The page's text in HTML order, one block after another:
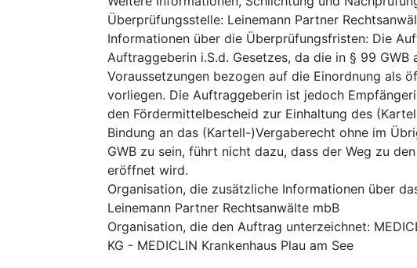
Überprüfungsstelle: Leinemann Partner
Informationen über die Überprüfungsfristen: Die
Auftraggeberin i.S.d. Gesetzes, da die in § 99
Voraussetzungen bezogen auf die Einordnung als
vorliegen. Die Auftraggeberin ist jedoch
den Fördermittelbescheid zur Einhaltung des
Bindung an das (Kartell-)Vergaberecht ohne im
GWB zu sein, führt nicht dazu, dass der Weg zu
eröffnet wird.
Organisation, die zusätzliche Informationen über
Leinemann Partner Rechtsanwälte mbB
Organisation, die den Auftrag unterzeichnet:
KG - MEDICLIN Krankenhaus Plau am See